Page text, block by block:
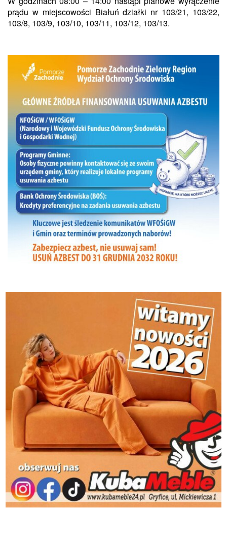
prądu w miejscowości Białuń działki nr 103/21, 103/22,
103/8, 103/9, 103/10, 103/11, 103/12, 103/13.